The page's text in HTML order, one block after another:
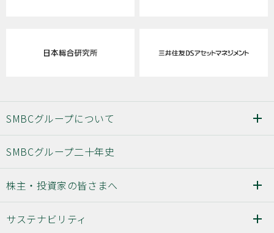
SMBCグループについて
SMBCグループ二十年史
株主・投資家の皆さまへ
サステナビリティ